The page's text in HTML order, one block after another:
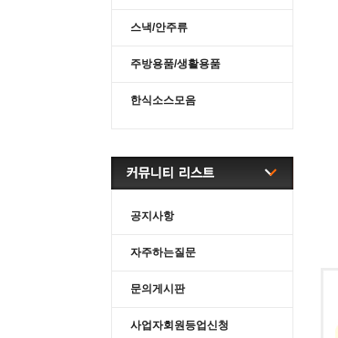
스낵/안주류
주방용품/생활용품
한식소스모음
공지사항
자주하는질문
문의게시판
사업자회원등업신청